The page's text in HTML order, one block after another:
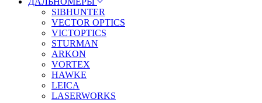
SIBHUNTER
VECTOR OPTICS
VICTOPTICS
STURMAN
ARKON
VORTEX
HAWKE
LEICA
LASERWORKS